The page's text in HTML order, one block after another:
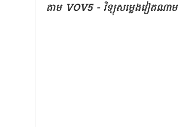
តាម VOV5 - វិទ្យុសម្លេងវៀតណាម